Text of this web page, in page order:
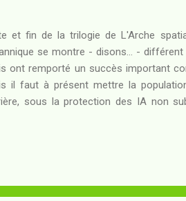
et fin de la trilogie de L'Arche
se montre - disons... -
ont remporté un succès important
il faut à présent mettre la
sous la protection des IA non
: éliminer les reines-cerveaux
: le Daedalus déjà endommagé